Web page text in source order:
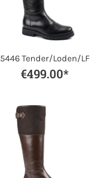
5446 Tender/Loden/LF
€499.00*